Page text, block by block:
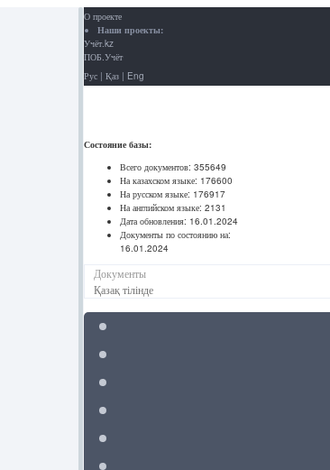
О проекте
Наши проекты:
Учёт.kz
ПОБ.Учёт
Рус | Қаз | Eng
Состояние базы:
Всего документов: 355649
На казахском языке: 176600
На русском языке: 176917
На английском языке: 2131
Дата обновления: 16.01.2024
Документы по состоянию на:
16.01.2024
Документы
Қазақ тілінде